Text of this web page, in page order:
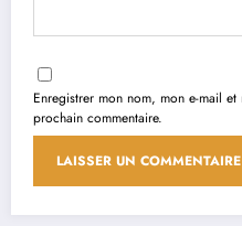
Enregistrer mon nom, mon e-mail
prochain commentaire.